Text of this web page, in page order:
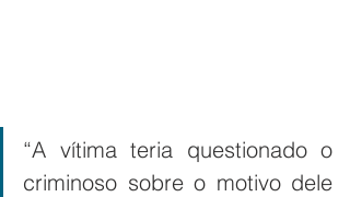
“A vítima teria questionado o
criminoso sobre o motivo dele